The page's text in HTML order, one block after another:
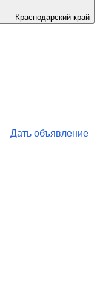
Краснодарский край
Дать объявление